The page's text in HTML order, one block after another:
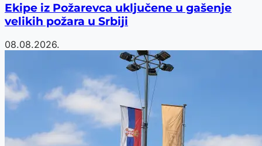
Ekipe iz Požarevca uključene u gašenje
velikih požara u Srbiji
08.08.2026.